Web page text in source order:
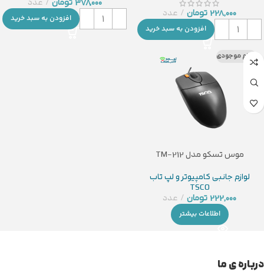
228,000 تومان عدد
افزودن به سبد خرید
افزودن به سبد خرید
اتمام موجودی
موس تسکو مدل TM-212
لوازم جانبی کامپیوتر و لپ تاب
TSCO
222,000 تومان عدد
اطلاعات بیشتر
درباره ی ما